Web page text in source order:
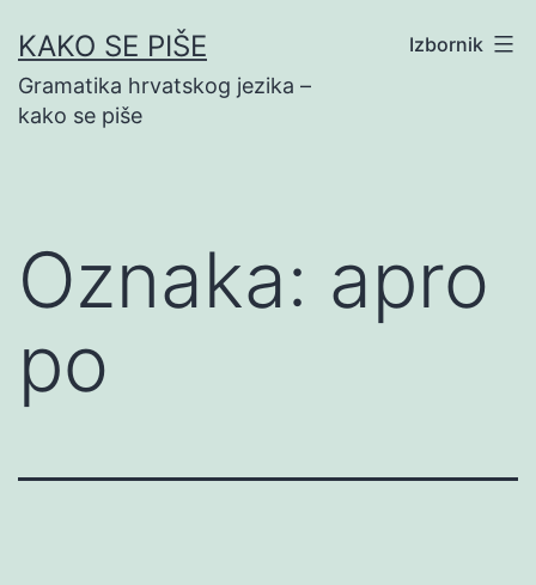
na
sadržaj
KAKO SE PIŠE
Gramatika hrvatskog jezika –
kako se piše
Izbornik
Oznaka: apro
po